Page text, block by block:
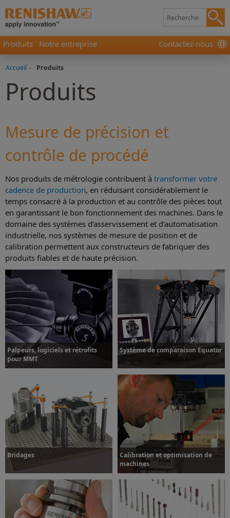
Produits Notre entreprise Contactez-nous
Accueil - Produits
Produits
Mesure de précision et
contrôle de procédé
Nos produits de métrologie contribuent à transformer votre
cadence de production, en réduisant considérablement le
temps consacré à la production et au contrôle des pièces tout
en garantissant le bon fonctionnement des machines. Dans le
domaine des systèmes d’asservissement et d’automatisation
industrielle, nos systèmes de mesure de position et de
calibration permettent aux constructeurs de fabriquer des
produits fiables et de haute précision.
Palpeurs, logiciels et rétrofits
pour MMT
Plus d’informations
Système de comparaison Equator
Plus d’informations
Bridages
Calibration et optimisation de
machines